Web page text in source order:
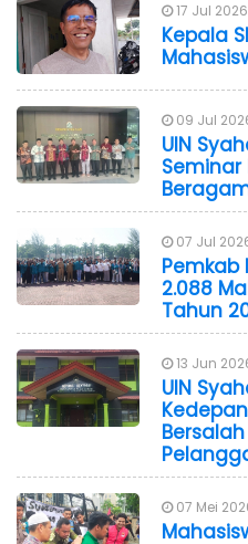
17 Jul 2026
Kepala
09 Jul
UIN
07 Jul
Pemkab
2.088
Tahun
13 Jun
UIN
07 Mei